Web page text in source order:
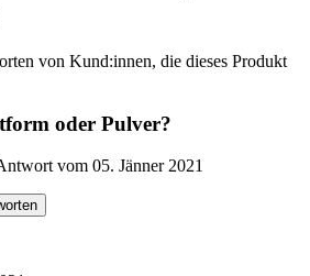
von Kund:innen, die dieses Produkt
oder Pulver?
vom 05. Jänner 2021